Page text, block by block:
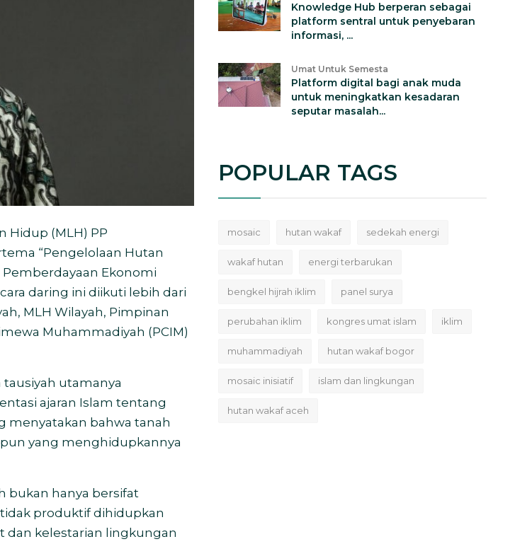
Hidup (MLH) PP
“Pengelolaan Hutan
Ekonomi
daring ini diikuti lebih dari
MLH Wilayah, Pimpinan
Muhammadiyah (PCIM)
utamanya
ajaran Islam tentang
menyatakan bahwa tanah
yang menghidupkannya
bukan hanya bersifat
produktif dihidupkan
dan kelestarian lingkungan
Knowledge Hub berperan sebagai
platform sentral untuk penyebaran
informasi, ...
Umat Untuk Semesta
Platform digital bagi anak muda
untuk meningkatkan kesadaran
seputar masalah...
POPULAR TAGS
mosaic hutan wakaf sedekah energi
wakaf hutan energi terbarukan
bengkel hijrah iklim panel surya
perubahan iklim kongres umat islam iklim
muhammadiyah hutan wakaf bogor
mosaic inisiatif islam dan lingkungan
hutan wakaf aceh